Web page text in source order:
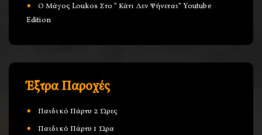
Ο Μάγος Loukos Στο ” Κάτι Δεν Ψήνεται” Youtube
Edition
Έξτρα Παροχές
Παιδικό Πάρτυ 2 Ώρες
Παιδικό Πάρτυ 1 Ώρα